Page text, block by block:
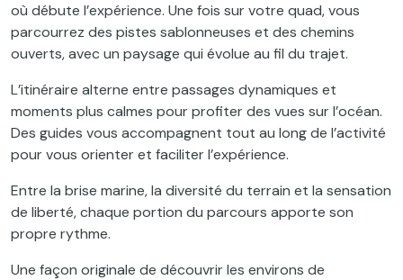
où débute l’expérience. Une fois sur votre quad, vous
parcourrez des pistes sablonneuses et des chemins
ouverts, avec un paysage qui évolue au fil du trajet.
L’itinéraire alterne entre passages dynamiques et
moments plus calmes pour profiter des vues sur l’océan.
Des guides vous accompagnent tout au long de l’activité
pour vous orienter et faciliter l’expérience.
Entre la brise marine, la diversité du terrain et la sensation
de liberté, chaque portion du parcours apporte son
propre rythme.
Une façon originale de découvrir les environs de